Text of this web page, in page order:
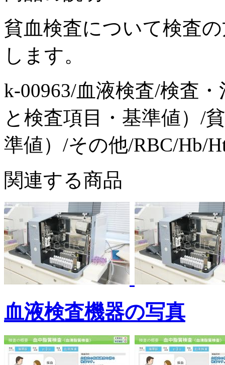
貧血検査について検査
します。
k-00963/血液検査/検査
と検査項目・基準値）/
準値）/その他/RBC/Hb/
関連する商品
血液検査機器の写真